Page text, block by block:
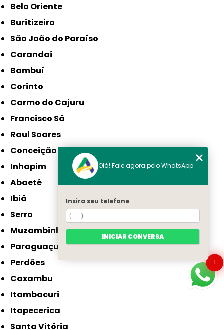
Belo Oriente
Buritizeiro
São João do Paraíso
Carandaí
Bambuí
Corinto
Carmo do Cajuru
Francisco Sá
Raul Soares
Conceição do Mato Dentro
Inhapim
Abaeté
Ibiá
Serro
Muzambinho
Paraguaçu
Perdões
Caxambu
Itambacuri
Itapecerica
Santa Vitória
1
Olá! Fale agora pelo WhatsApp
Insira seu telefone
INICIAR CONVERSA